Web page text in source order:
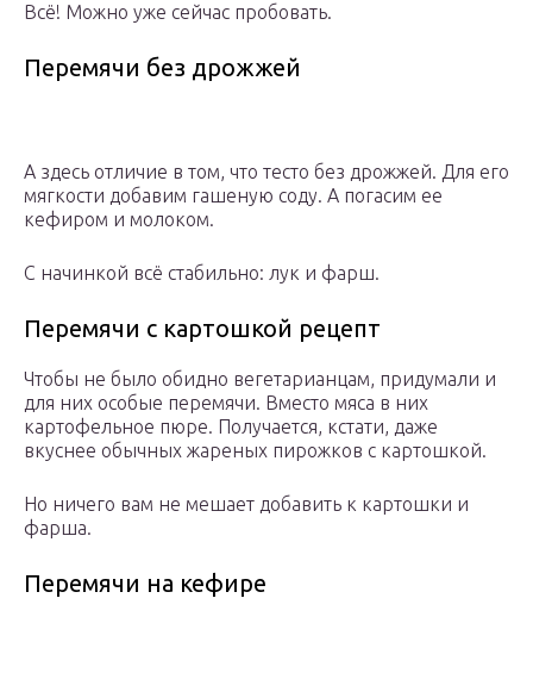
Всё! Можно уже сейчас пробовать.
Перемячи без дрожжей
А здесь отличие в том, что тесто без дрожжей. Для его
мягкости добавим гашеную соду. А погасим ее
кефиром и молоком.
С начинкой всё стабильно: лук и фарш.
Перемячи с картошкой рецепт
Чтобы не было обидно вегетарианцам, придумали и
для них особые перемячи. Вместо мяса в них
картофельное пюре. Получается, кстати, даже
вкуснее обычных жареных пирожков с картошкой.
Но ничего вам не мешает добавить к картошки и
фарша.
Перемячи на кефире